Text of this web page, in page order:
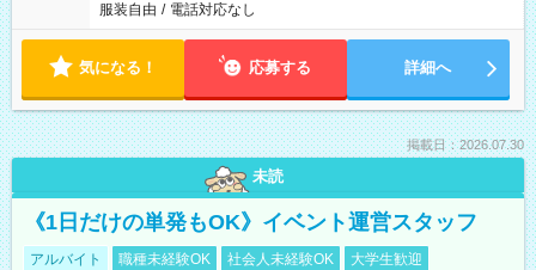
服装自由 / 電話対応なし
気になる！ 応募する 詳細へ
掲載日：2026.07.30
未読
《1日だけの単発もOK》イベント運営スタッフ
アルバイト 職種未経験OK 社会人未経験OK
大学生歓迎